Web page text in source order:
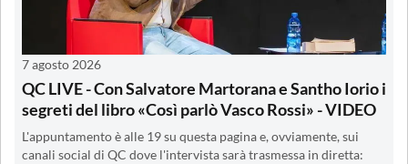
7 agosto 2026
QC LIVE - Con Salvatore Martorana e Santho Iorio i
segreti del libro «Così parlò Vasco Rossi» - VIDEO
L'appuntamento è alle 19 su questa pagina e, ovviamente, sui
canali social di QC dove l'intervista sarà trasmessa in diretta: